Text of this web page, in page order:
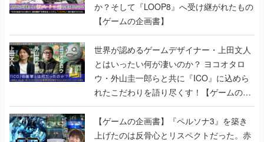
か？そして『LOOP8』へ受け継がれたもの
【ゲームの企画書】
世界が認めるゲームデザイナー・上田文人
とはいったい何が凄いのか？ ヨコオタロ
ウ・外山圭一郎らと共に『ICO』に込めら
れたこだわりを語り尽くす！【ゲームの企
画書】
【ゲームの企画書】『ペルソナ3』を築き
上げたのは反骨心とリスペクトだった。赤